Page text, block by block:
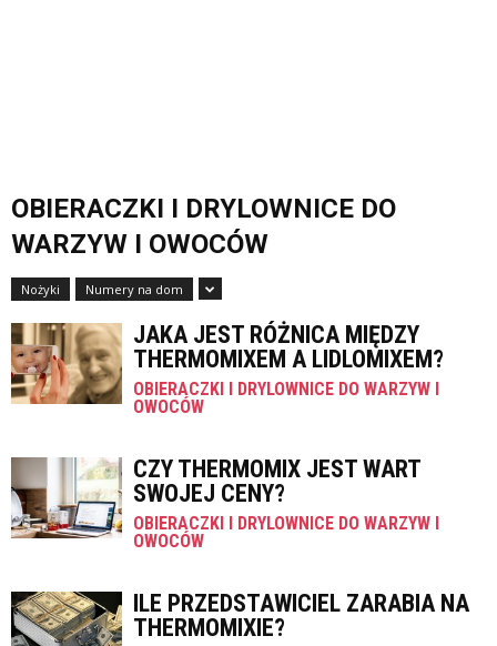
OBIERACZKI I DRYLOWNICE DO
WARZYW I OWOCÓW
Nożyki Numery na dom
JAKA JEST RÓŻNICA MIĘDZY
THERMOMIXEM A LIDLOMIXEM?
OBIERACZKI I DRYLOWNICE DO WARZYW I
OWOCÓW
CZY THERMOMIX JEST WART
SWOJEJ CENY?
OBIERACZKI I DRYLOWNICE DO WARZYW I
OWOCÓW
ILE PRZEDSTAWICIEL ZARABIA NA
THERMOMIXIE?